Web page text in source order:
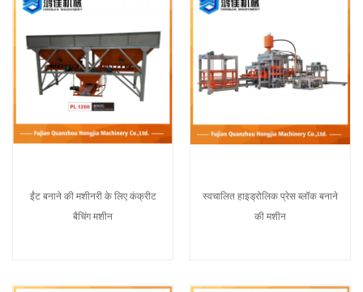
ईंट बनाने की मशीनरी के लिए कंक्रीट
बैचिंग मशीन
स्वचालित हाइड्रोलिक प्रेस ब्लॉक बनाने
की मशीन